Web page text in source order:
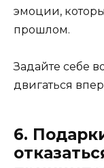
эмоции,
прошлом.
Задайте себе
двигаться
6.